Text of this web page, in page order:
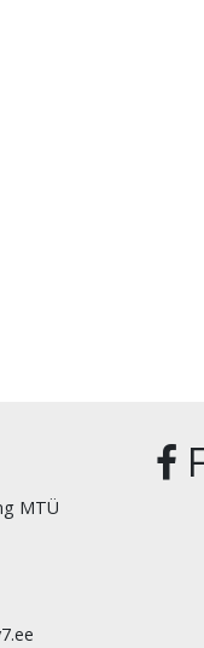
MTÜ